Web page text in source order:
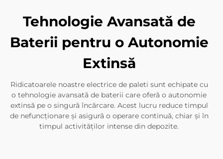
Tehnologie Avansată de
Baterii pentru o Autonomie
Extinsă
Ridicatoarele noastre electrice de paleti sunt echipate cu
o tehnologie avansată de baterii care oferă o autonomie
extinsă pe o singură încărcare. Acest lucru reduce timpul
de nefuncționare și asigură o operare continuă, chiar și în
timpul activităților intense din depozite.